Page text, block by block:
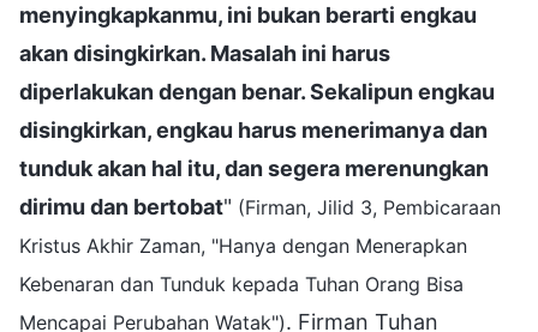
menyingkapkanmu, ini bukan berarti engkau
akan disingkirkan. Masalah ini harus
diperlakukan dengan benar. Sekalipun engkau
disingkirkan, engkau harus menerimanya dan
tunduk akan hal itu, dan segera merenungkan
dirimu dan bertobat" (Firman, Jilid 3, Pembicaraan
Kristus Akhir Zaman, "Hanya dengan Menerapkan
Kebenaran dan Tunduk kepada Tuhan Orang Bisa
Mencapai Perubahan Watak"). Firman Tuhan